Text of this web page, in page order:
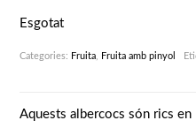
Esgotat
Categories: Fruita, Fruita amb pinyol
Aquests albercocs són rics en